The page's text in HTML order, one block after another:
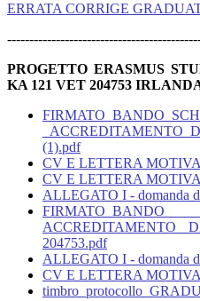
ERRATA CORRIGE
PROGETTO ERASMUS
KA 121 VET 204753
(1).pdf
CV E LETTERA
CV E LETTERA
ALLEGATO I - domanda
ACCREDITAMENTO
204753.pdf
ALLEGATO I - domanda
CV E LETTERA